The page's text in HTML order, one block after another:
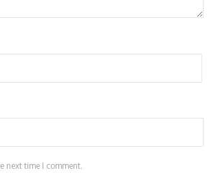
next time I comment.